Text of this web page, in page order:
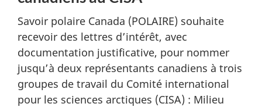
Savoir polaire Canada (POLAIRE) souhaite
recevoir des lettres d’intérêt, avec
documentation justificative, pour nommer
jusqu’à deux représentants canadiens à trois
groupes de travail du Comité international
pour les sciences arctiques (CISA) : Milieu